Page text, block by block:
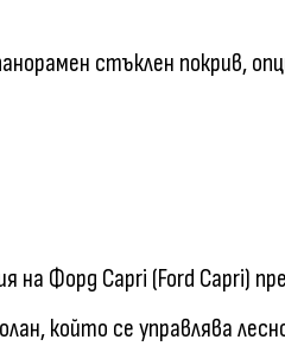
стъклен покрив,
Форд Capri (Ford Capri)
който се управлява